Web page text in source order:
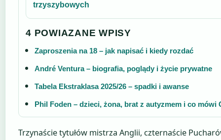
trzyszybowych
4 POWIAZANE WPISY
Zaproszenia na 18 – jak napisać i kiedy rozdać
André Ventura – biografia, poglądy i życie prywatne
Tabela Ekstraklasa 2025/26 – spadki i awanse
Phil Foden – dzieci, żona, brat z autyzmem i co mówi
Trzynaście tytułów mistrza Anglii, czternaście